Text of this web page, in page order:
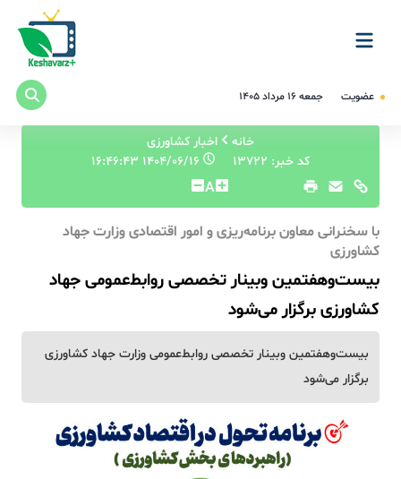
عضویت جمعه ۱۶ مرداد ۱۴۰۵
خانه
اخبار کشاورزی
کد خبر: 13722
A
با سخنرانی معاون برنامه‌ریزی و امور اقتصادی وزارت جهاد
کشاورزی
بیست‌وهفتمین وبینار تخصصی روابط‌عمومی جهاد
کشاورزی برگزار می‌شود
بیست‌وهفتمین وبینار تخصصی روابط‌عمومی وزارت جهاد کشاورزی
برگزار می‌شود